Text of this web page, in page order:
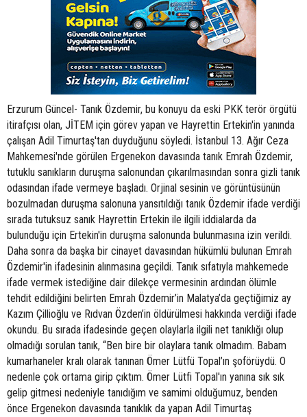
Erzurum Güncel- Tanık Özdemir, bu konuyu da eski PKK terör örgütü
itirafçısı olan, JİTEM için görev yapan ve Hayrettin Ertekin'in yanında
çalışan Adil Timurtaş'tan duyduğunu söyledi. İstanbul 13. Ağır Ceza
Mahkemesi'nde görülen Ergenekon davasında tanık Emrah Özdemir,
tutuklu sanıkların duruşma salonundan çıkarılmasından sonra gizli tanık
odasından ifade vermeye başladı. Orjinal sesinin ve görüntüsünün
bozulmadan duruşma salonuna yansıtıldığı tanık Özdemir ifade verdiği
sırada tutuksuz sanık Hayrettin Ertekin ile ilgili iddialarda da
bulunduğu için Ertekin'in duruşma salonunda bulunmasına izin verildi.
Daha sonra da başka bir cinayet davasından hükümlü bulunan Emrah
Özdemir'in ifadesinin alınmasına geçildi. Tanık sıfatıyla mahkemede
ifade vermek istediğine dair dilekçe vermesinin ardından ölümle
tehdit edildiğini belirten Emrah Özdemir’in Malatya’da geçtiğimiz ay
Kazım Çillioğlu ve Rıdvan Özden’in öldürülmesi hakkında verdiği ifade
okundu. Bu sırada ifadesinde geçen olaylarla ilgili net tanıklığı olup
olmadığı sorulan tanık, “Ben bire bir olaylara tanık olmadım. Babam
kumarhaneler kralı olarak tanınan Ömer Lütfü Topal’ın şoförüydü. O
nedenle çok ortama girip çıktım. Ömer Lütfi Topal'ın yanına sık sık
gelip gitmesi nedeniyle tanıdığım ve samimi olduğumuz, benden
önce Ergenekon davasında tanıklık da yapan Adil Timurtaş